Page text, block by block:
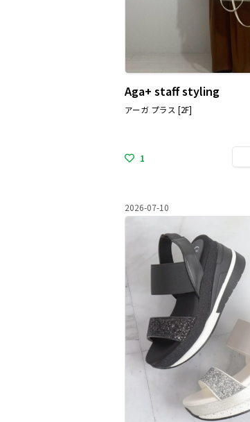
Aga+ staff styling
アーガ プラス [2F]
1
2026-07-10